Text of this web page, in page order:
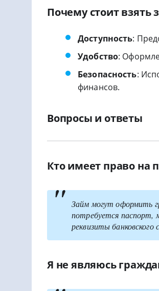
Почему стоит взять
Доступность:
Удобство:
Безопасность:
финансов.
Вопросы и ответы
Кто имеет право на
Займ могут оформить
потребуется паспорт,
реквизиты банковского
Я не являюсь